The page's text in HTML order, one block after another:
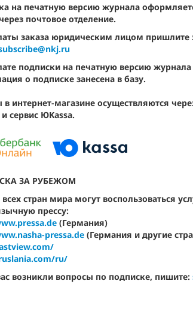
на печатную версию журнала
почтовое отделение.
заказа юридическим лицом пришлите
подписки на печатную версию
о подписке занесена в базу.
в интернет-магазине осуществляются
и сервис ЮKassa.
ЗА РУБЕЖОМ
стран мира могут воспользоваться
прессу:
(Германия)
pressa.de (Германия и другие
ru/
возникли вопросы по подписке, пишите: